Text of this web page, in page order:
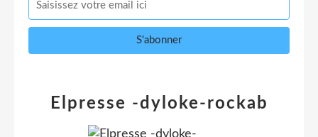
Elpresse -dyloke-rockab